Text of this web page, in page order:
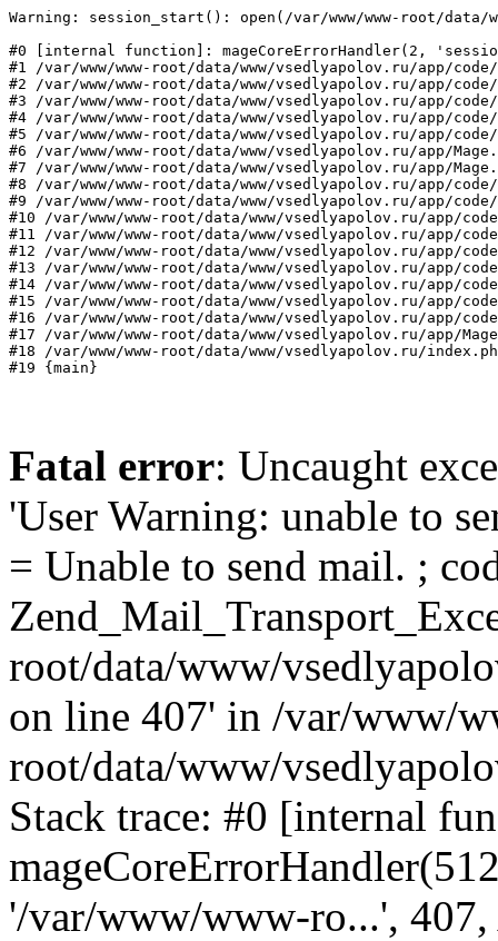
Warning: session_start(): open(/var/www/www-root/data/
#0 [internal function]: mageCoreErrorHandler(2,
#1 /var/www/www-root/data/www/vsedlyapolov.ru/app/
#2 /var/www/www-root/data/www/vsedlyapolov.ru/app/
#3 /var/www/www-root/data/www/vsedlyapolov.ru/app/
#4 /var/www/www-root/data/www/vsedlyapolov.ru/app/
#5 /var/www/www-root/data/www/vsedlyapolov.ru/app/
#6 /var/www/www-root/data/www/vsedlyapolov.ru/app/
#7 /var/www/www-root/data/www/vsedlyapolov.ru/app/
#8 /var/www/www-root/data/www/vsedlyapolov.ru/app/
#9 /var/www/www-root/data/www/vsedlyapolov.ru/app/
#10 /var/www/www-root/data/www/vsedlyapolov.ru/app/
#11 /var/www/www-root/data/www/vsedlyapolov.ru/app/
#12 /var/www/www-root/data/www/vsedlyapolov.ru/app/
#13 /var/www/www-root/data/www/vsedlyapolov.ru/app/
#14 /var/www/www-root/data/www/vsedlyapolov.ru/app/
#15 /var/www/www-root/data/www/vsedlyapolov.ru/app/
#16 /var/www/www-root/data/www/vsedlyapolov.ru/app/
#17 /var/www/www-root/data/www/vsedlyapolov.ru/app/
#18 /var/www/www-root/data/www/vsedlyapolov.ru/
#19 {main}
Fatal error: Uncaught
'User Warning: unable to
= Unable to send mail. ;
root/data/www/
on line 407' in /var/www/
root/data/www/
Stack trace: #0 [internal
'/var/www/www-ro...',